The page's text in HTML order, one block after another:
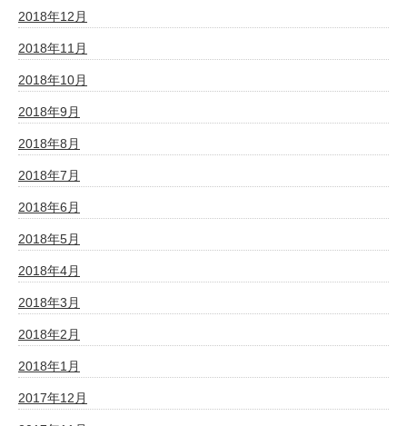
2018年12月
2018年11月
2018年10月
2018年9月
2018年8月
2018年7月
2018年6月
2018年5月
2018年4月
2018年3月
2018年2月
2018年1月
2017年12月